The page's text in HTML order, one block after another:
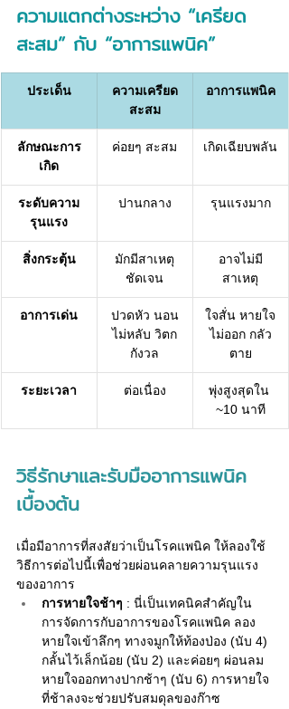
ความแตกต่างระหว่าง “เครียด
สะสม” กับ “อาการแพนิค”
ประเด็น
ความเครียด
สะสม
อาการแพนิค
ลักษณะการ
เกิด
ค่อยๆ สะสม เกิดเฉียบพลัน
ระดับความ
รุนแรง
ปานกลาง รุนแรงมาก
สิ่งกระตุ้น
มักมีสาเหตุ
ชัดเจน
อาจไม่มี
สาเหตุ
อาการเด่น
ปวดหัว นอน
ไม่หลับ วิตก
กังวล
ใจสั่น หายใจ
ไม่ออก กลัว
ตาย
ระยะเวลา ต่อเนื่อง
พุ่งสูงสุดใน
~10 นาที
วิธีรักษาและรับมืออาการแพนิค
เบื้องต้น
เมื่อมีอาการที่สงสัยว่าเป็นโรคแพนิค ให้ลองใช้
วิธีการต่อไปนี้เพื่อช่วยผ่อนคลายความรุนแรง
ของอาการ
การหายใจช้าๆ : นี่เป็นเทคนิคสำคัญใน
การจัดการกับอาการของโรคแพนิค ลอง
หายใจเข้าลึกๆ ทางจมูกให้ท้องป่อง (นับ 4)
กลั้นไว้เล็กน้อย (นับ 2) และค่อยๆ ผ่อนลม
หายใจออกทางปากช้าๆ (นับ 6) การหายใจ
ที่ช้าลงจะช่วยปรับสมดุลของก๊าซ